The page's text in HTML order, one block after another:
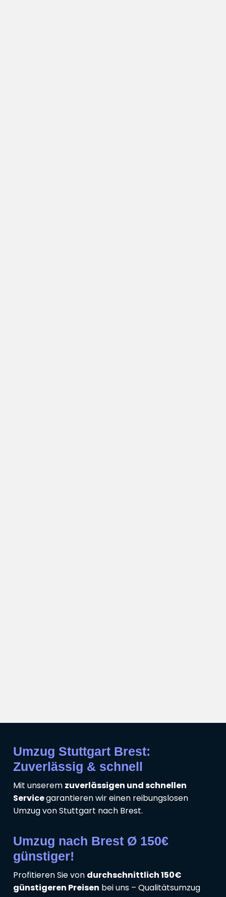
Umzug Stuttgart Brest:
Zuverlässig & schnell
Mit unserem zuverlässigen und schnellen
Servicegarantieren wir einen reibungslosen
Umzug von Stuttgart nach Brest.
Umzug nach Brest Ø 150€
günstiger!
Profitieren Sie von durchschnittlich 150€
günstigeren Preisen bei uns – Qualitätsumzug